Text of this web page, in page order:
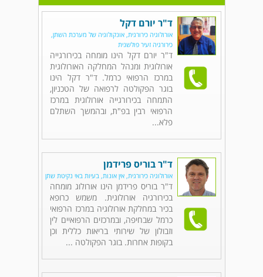
ד"ר יורם דקל
אורולוגיה כירורגית, אונקולוגיה של מערכת השתן,
כירורגיה זעיר פולשנית
ד"ר יורם דקל הינו מומחה בכירורגייה
אורולוגית ומנהל המחלקה האורולוגית
במרכז הרפואי כרמל. ד"ר דקל הינו
בוגר הפקולטה לרפואה של הטכניון,
התמחה בכירורגייה אורולוגית במרכז
הרפואי רבין בפ"ת, ובהמשך השתלם
פלא...
ד"ר בוריס פרידמן
אורולוגיה כירורגית, אין אונות, בעיות באי נקיטת שתן
ד"ר בוריס פרידמן הינו אורולוג מומחה
בכירורגיה אורולוגית. משמש כרופא
בכיר במחלקת אורולוגיה במרכז הרפואי
כרמל שבחיפה, ובמרכזים הרפואיים לין
וזבולון של שירותי בריאות כללית וכן
בקופות אחרות. בוגר הפקולטה ...